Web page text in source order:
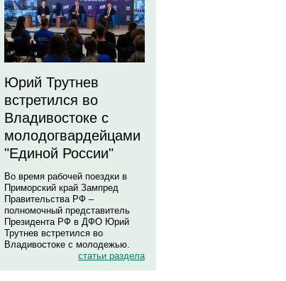
Юрий Трутнев
встретился во
Владивостоке с
молодогвардейцами
"Единой России"
Во время рабочей поездки в
Приморский край Зампред
Правительства РФ –
полномочный представитель
Президента РФ в ДФО Юрий
Трутнев встретился во
Владивостоке с молодежью.
статьи раздела